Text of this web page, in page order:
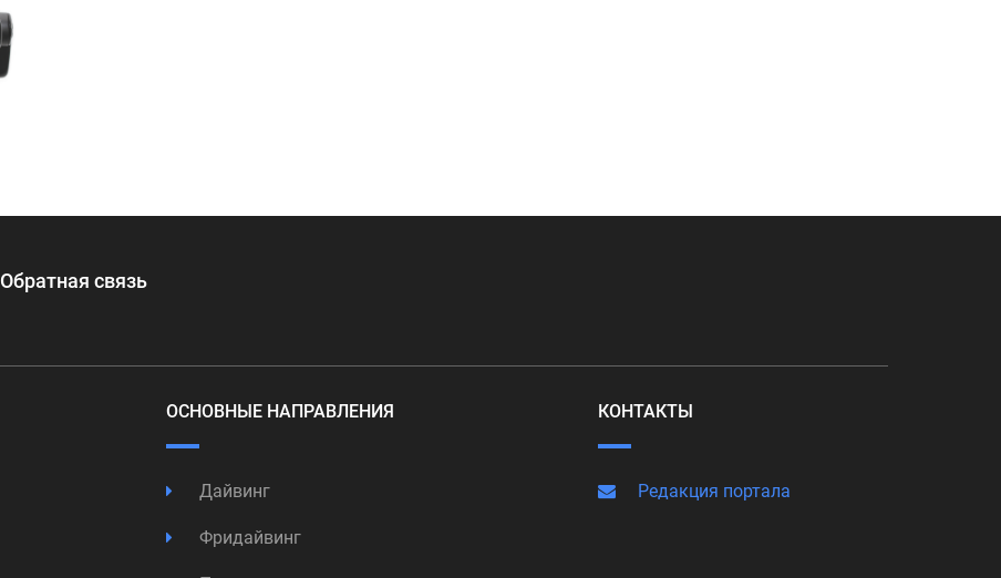
Обратная связь
ОСНОВНЫЕ НАПРАВЛЕНИЯ
Дайвинг
Фридайвинг
КОНТАКТЫ
Редакция портала